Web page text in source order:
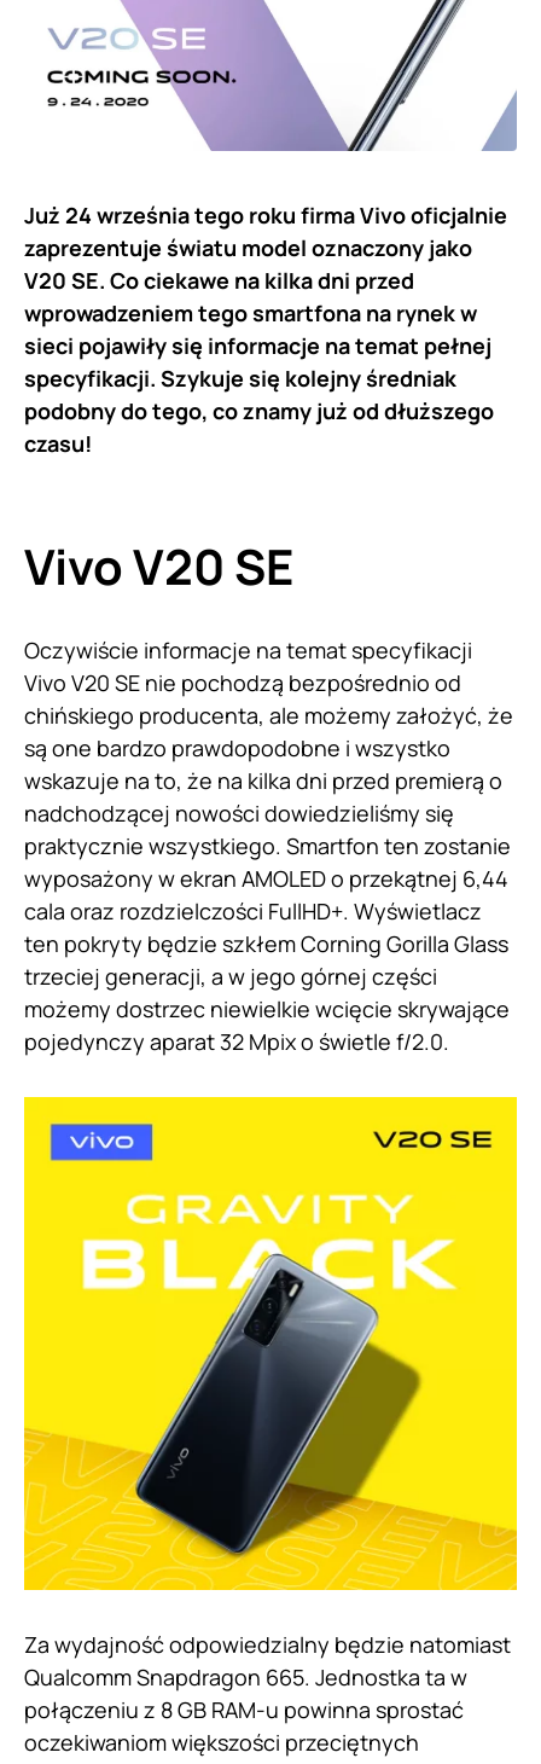
Już 24 września tego roku firma Vivo oficjalnie
zaprezentuje światu model oznaczony jako
V20 SE. Co ciekawe na kilka dni przed
wprowadzeniem tego smartfona na rynek w
sieci pojawiły się informacje na temat pełnej
specyfikacji. Szykuje się kolejny średniak
podobny do tego, co znamy już od dłuższego
czasu!
Vivo V20 SE
Oczywiście informacje na temat specyfikacji
Vivo V20 SE nie pochodzą bezpośrednio od
chińskiego producenta, ale możemy założyć, że
są one bardzo prawdopodobne i wszystko
wskazuje na to, że na kilka dni przed premierą o
nadchodzącej nowości dowiedzieliśmy się
praktycznie wszystkiego. Smartfon ten zostanie
wyposażony w ekran AMOLED o przekątnej 6,44
cala oraz rozdzielczości FullHD+. Wyświetlacz
ten pokryty będzie szkłem Corning Gorilla Glass
trzeciej generacji, a w jego górnej części
możemy dostrzec niewielkie wcięcie skrywające
pojedynczy aparat 32 Mpix o świetle f/2.0.
Za wydajność odpowiedzialny będzie natomiast
Qualcomm Snapdragon 665. Jednostka ta w
połączeniu z 8 GB RAM-u powinna sprostać
oczekiwaniom większości przeciętnych